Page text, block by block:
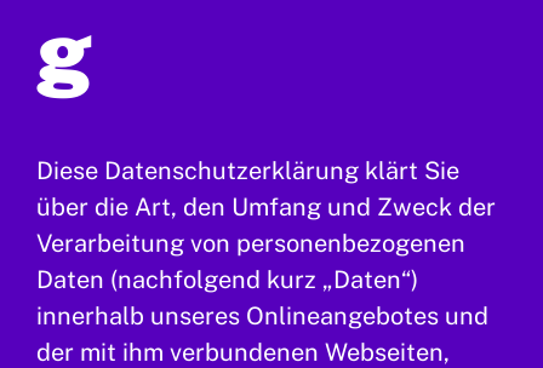
g
Diese Datenschutzerklärung klärt Sie
über die Art, den Umfang und Zweck der
Verarbeitung von personenbezogenen
Daten (nachfolgend kurz „Daten“)
innerhalb unseres Onlineangebotes und
der mit ihm verbundenen Webseiten,